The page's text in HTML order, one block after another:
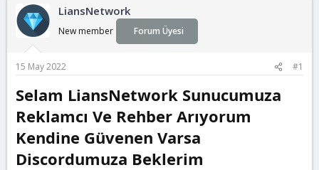
b
u
y
u
a
l
t
a
n
l
n
a
i
h
LiansNetwork
New member Forum Üyesi
15 May 2022 #1
Selam LiansNetwork Sunucumuza
Reklamcı Ve Rehber Arıyorum
Kendine Güvenen Varsa
Discordumuza Beklerim